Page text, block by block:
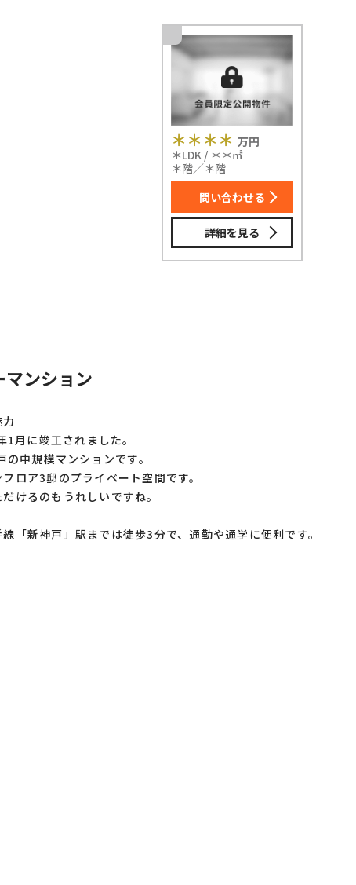
＊＊＊＊ 万円
＊LDK / ＊＊㎡
＊階／＊階
問い合わせる
詳細を見る
ンション
月に竣工されました。
中規模マンションです。
ロア3邸のプライベート空間です。
けるのもうれしいですね。
「新神戸」駅までは徒歩3分で、通勤や通学に便利です。